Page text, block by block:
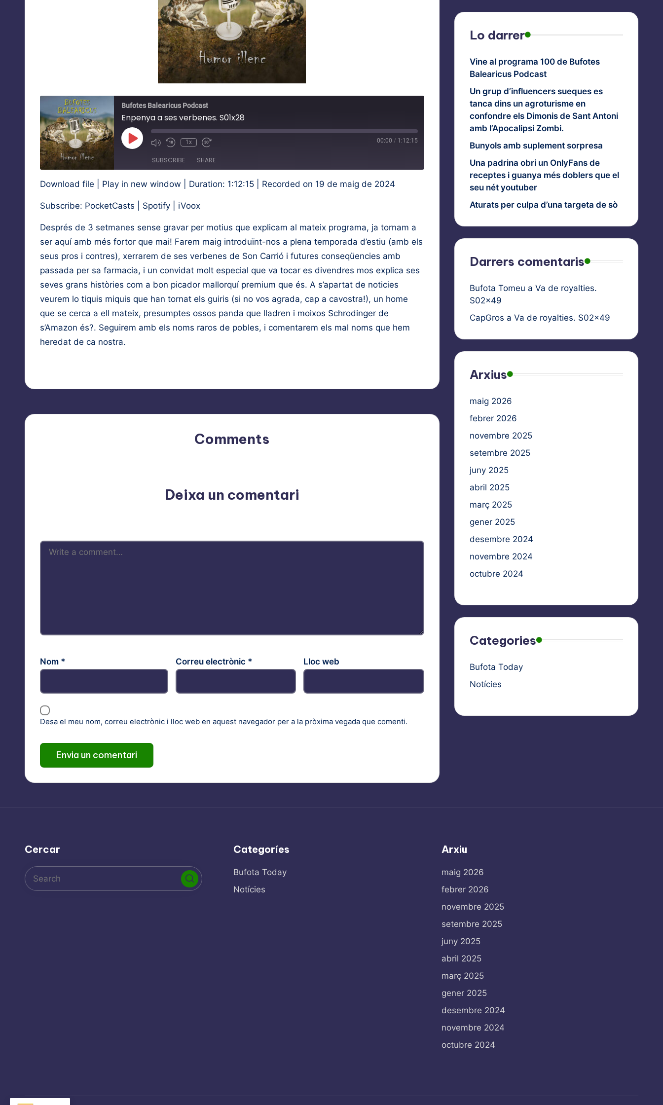
Bufotes Balearicus Podcast
Enpenya a ses verbenes. S01x28
Play
EpisodeMute/Unmute
Episode
Rewind
10
Seconds
1x
Fast
Forward
30
00:00 / 1:12:15
SUBSCRIBE SHARE
RSS FEED
SHARE
LINK
EMBED
Download file Play in new window Duration: 1:12:15 Recorded on 19 de maig de 2024
Subscribe: PocketCasts Spotify iVoox
Després de 3 setmanes sense gravar per motius que explicam al mateix programa, ja tornam a
ser aquí amb més fortor que mai! Farem maig introduïnt-nos a plena temporada d’estiu (amb els
seus pros i contres), xerrarem de ses verbenes de Son Carrió i futures conseqüencies amb
passada per sa farmacia, i un convidat molt especial que va tocar es divendres mos explica ses
seves grans històries com a bon picador mallorquí premium que és. A s’apartat de noticies
veurem lo tiquis miquis que han tornat els guiris (si no vos agrada, cap a cavostra!), un home
que se cerca a ell mateix, presumptes ossos panda que lladren i moixos Schrodinger de
s’Amazon és?. Seguirem amb els noms raros de pobles, i comentarem els mal noms que hem
heredat de ca nostra.
Comments
Deixa un comentari
Nom * Correu electrònic * Lloc web
Desa el meu nom, correu electrònic i lloc web en aquest navegador per a la pròxima vegada que comenti.
Lo darrer
Vine al programa 100 de Bufotes
Balearicus Podcast
Un grup d’influencers sueques es
tanca dins un agroturisme en
confondre els Dimonis de Sant Antoni
amb l’Apocalipsi Zombi.
Bunyols amb suplement sorpresa
Una padrina obri un OnlyFans de
receptes i guanya més doblers que el
seu nét youtuber
Aturats per culpa d’una targeta de sò
Darrers comentaris
Bufota Tomeu a Va de royalties.
S02x49
CapGros a Va de royalties. S02x49
Arxius
maig 2026
febrer 2026
novembre 2025
setembre 2025
juny 2025
abril 2025
març 2025
gener 2025
desembre 2024
novembre 2024
octubre 2024
Categories
Bufota Today
Notícies
Cercar Categoríes
Bufota Today
Notícies
Arxiu
maig 2026
febrer 2026
novembre 2025
setembre 2025
juny 2025
abril 2025
març 2025
gener 2025
desembre 2024
novembre 2024
octubre 2024